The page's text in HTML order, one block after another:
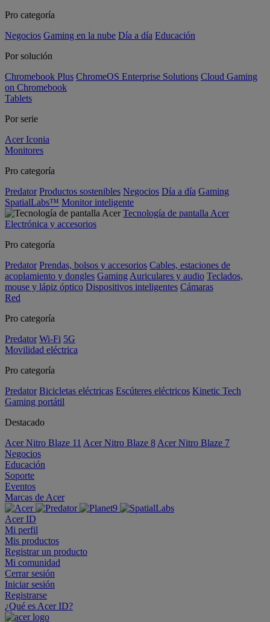
Pro categoría
Negocios Gaming en la nube Día a día Educación
Por solución
Chromebook Plus ChromeOS Enterprise Solutions Cloud Gaming
on Chromebook
Tablets
Por serie
Acer Iconia
Monitores
Pro categoría
Predator Productos sostenibles Negocios Día a día Gaming
SpatialLabs™ Monitor inteligente
Tecnología de pantalla Acer
Electrónica y accesorios
Pro categoría
Predator Prendas, bolsos y accesorios Cables, estaciones de
acoplamiento y dongles Gaming Auriculares y audio Teclados,
mouse y lápiz óptico Dispositivos inteligentes Cámaras
Red
Pro categoría
Predator Wi-Fi 5G
Movilidad eléctrica
Pro categoría
Predator Bicicletas eléctricas Escúteres eléctricos Kinetic Tech
Gaming portátil
Destacado
Acer Nitro Blaze 11 Acer Nitro Blaze 8 Acer Nitro Blaze 7
Negocios
Educación
Soporte
Eventos
Marcas de Acer
Acer ID
Mi perfil
Mis productos
Registrar un producto
Mi comunidad
Cerrar sesión
Iniciar sesión
Registrarse
¿Qué es Acer ID?